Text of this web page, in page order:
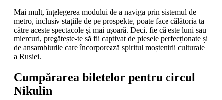
Mai mult, înțelegerea modului de a naviga prin sistemul de
metro, inclusiv stațiile de pe prospekte, poate face călătoria ta
către aceste spectacole și mai ușoară. Deci, fie că este luni sau
miercuri, pregătește-te să fii captivat de piesele perfecționate și
de ansamblurile care încorporează spiritul moștenirii culturale
a Rusiei.
Cumpărarea biletelor pentru circul
Nikulin